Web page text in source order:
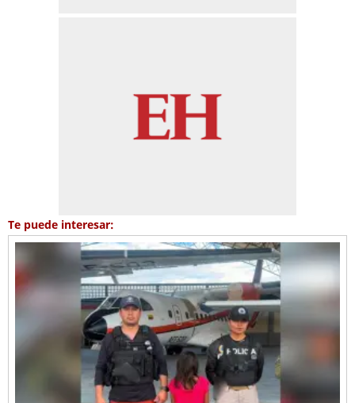
Te puede interesar: